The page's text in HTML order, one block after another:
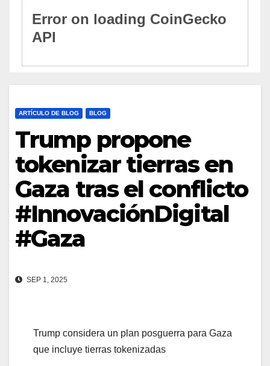
ARTÍCULO DE BLOG BLOG
Trump propone
tokenizar tierras en
Gaza tras el conflicto
#InnovaciónDigital
#Gaza
SEP 1, 2025
Trump considera un plan posguerra para Gaza
que incluye tierras tokenizadas